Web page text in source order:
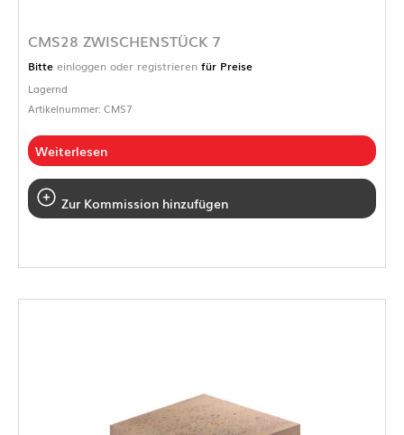
CMS28 ZWISCHENSTÜCK 7
Bitte einloggen oder registrieren für Preise
Lagernd
Artikelnummer: CMS7
Weiterlesen
Zur Kommission hinzufügen